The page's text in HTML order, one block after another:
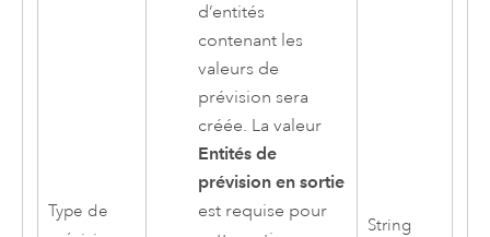
Type de
d’entités
contenant les
valeurs de
prévision sera
créée. La valeur
Entités de
prévision en sortie
est requise pour
String